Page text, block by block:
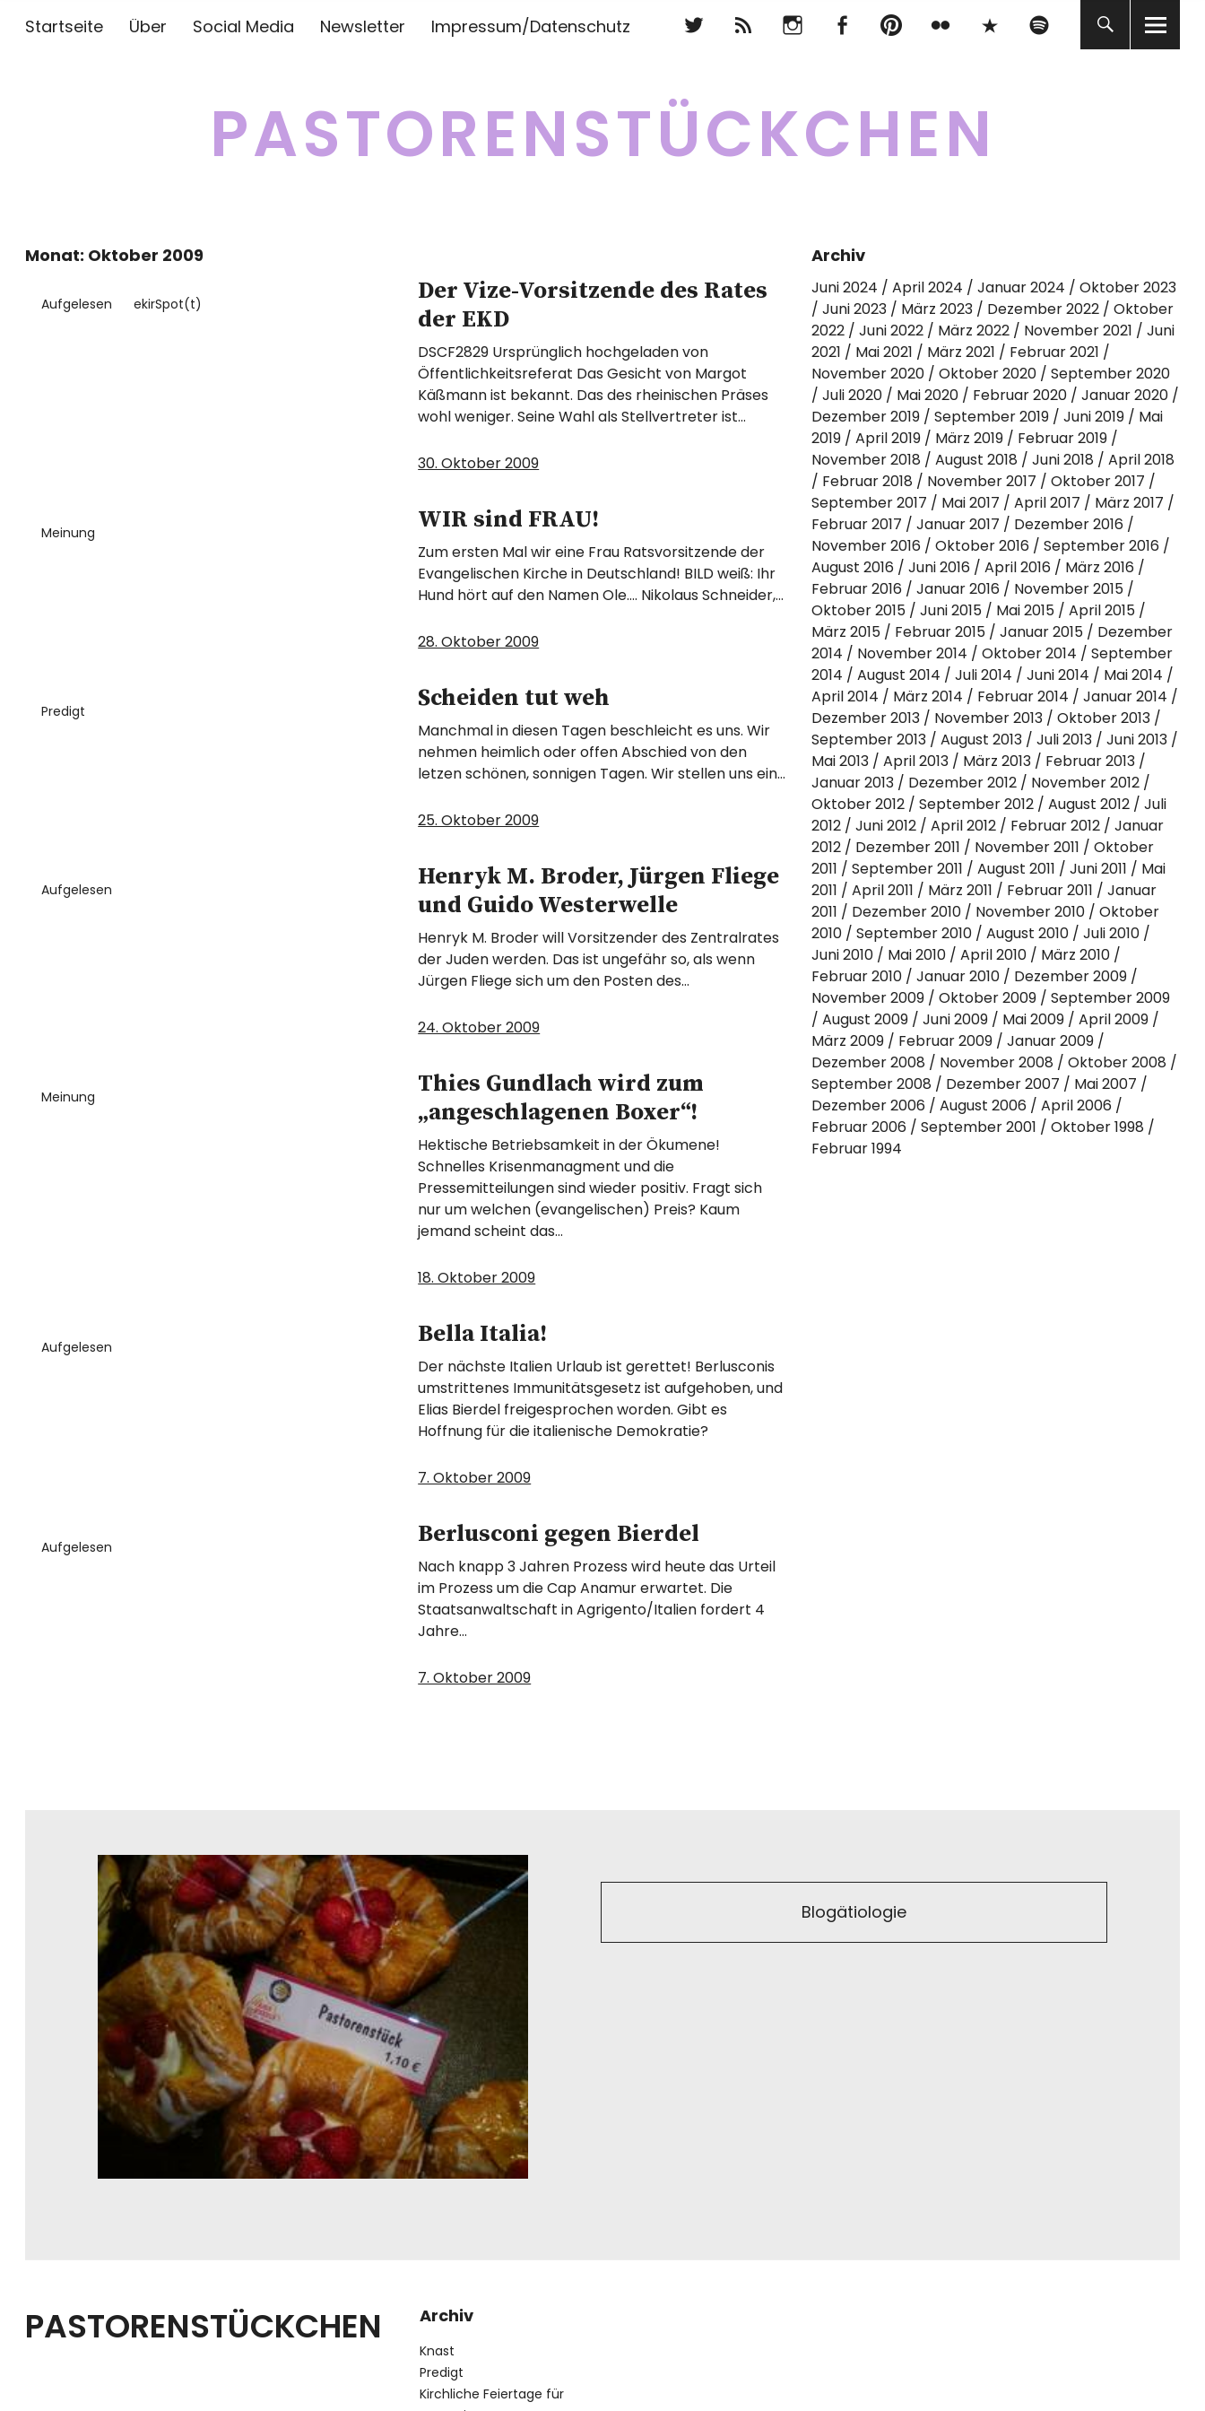
Startseite Über Social Media Newsletter Impressum/Datenschutz
PASTORENSTÜCKCHEN
InstagramFacebookpinterest Spotify
Monat: Oktober 2009
Aufgelesen ekirSpot(t)
Der Vize-Vorsitzende des Rates
der EKD
DSCF2829 Ursprünglich hochgeladen von
Öffentlichkeitsreferat Das Gesicht von Margot
Käßmann ist bekannt. Das des rheinischen Präses
wohl weniger. Seine Wahl als Stellvertreter ist…
30. Oktober 2009
Meinung WIR sind FRAU!
Zum ersten Mal wir eine Frau Ratsvorsitzende der
Evangelischen Kirche in Deutschland! BILD weiß: Ihr
Hund hört auf den Namen Ole…. Nikolaus Schneider,…
28. Oktober 2009
Predigt Scheiden tut weh
Manchmal in diesen Tagen beschleicht es uns. Wir
nehmen heimlich oder offen Abschied von den
letzen schönen, sonnigen Tagen. Wir stellen uns ein…
25. Oktober 2009
Aufgelesen
Henryk M. Broder, Jürgen Fliege
und Guido Westerwelle
Henryk M. Broder will Vorsitzender des Zentralrates
der Juden werden. Das ist ungefähr so, als wenn
Jürgen Fliege sich um den Posten des…
24. Oktober 2009
Meinung
Thies Gundlach wird zum
„angeschlagenen Boxer“!
Hektische Betriebsamkeit in der Ökumene!
Schnelles Krisenmanagment und die
Pressemitteilungen sind wieder positiv. Fragt sich
nur um welchen (evangelischen) Preis? Kaum
jemand scheint das…
18. Oktober 2009
Aufgelesen Bella Italia!
Der nächste Italien Urlaub ist gerettet! Berlusconis
umstrittenes Immunitätsgesetz ist aufgehoben, und
Elias Bierdel freigesprochen worden. Gibt es
Hoffnung für die italienische Demokratie?
7. Oktober 2009
Aufgelesen Berlusconi gegen Bierdel
Nach knapp 3 Jahren Prozess wird heute das Urteil
im Prozess um die Cap Anamur erwartet. Die
Staatsanwaltschaft in Agrigento/Italien fordert 4
Jahre…
7. Oktober 2009
Archiv
Juni 2024 April 2024 Januar 2024
Oktober 2023
Juni 2023
März 2023 Dezember 2022
Oktober
2022
Juni 2022 März 2022 November 2021
Juni
2021
Mai 2021 März 2021
Februar 2021
November 2020
Oktober 2020
September 2020
Juli 2020
Mai 2020 Februar 2020
Januar 2020
Dezember 2019
September 2019 Juni 2019
Mai
2019
April 2019 März 2019
Februar 2019
November 2018
August 2018 Juni 2018
April 2018
Februar 2018
November 2017
Oktober 2017
September 2017
Mai 2017 April 2017
März 2017
Februar 2017
Januar 2017
Dezember 2016
November 2016
Oktober 2016
September 2016
August 2016
Juni 2016 April 2016
März 2016
Februar 2016
Januar 2016
November 2015
Oktober 2015
Juni 2015 Mai 2015
April 2015
März 2015
Februar 2015 Januar 2015
Dezember
2014
November 2014 Oktober 2014
September
2014
August 2014 Juli 2014 Juni 2014
Mai 2014
April 2014
März 2014 Februar 2014
Januar 2014
Dezember 2013
November 2013
Oktober 2013
September 2013
August 2013 Juli 2013
Juni 2013
Mai 2013
April 2013 März 2013
Februar 2013
Januar 2013
Dezember 2012
November 2012
Oktober 2012
September 2012 August 2012
Juli
2012
Juni 2012 April 2012 Februar 2012
Januar
2012
Dezember 2011 November 2011
Oktober
2011
September 2011 August 2011 Juni 2011
Mai
2011
April 2011 März 2011 Februar 2011
Januar
2011
Dezember 2010 November 2010
Oktober
2010
September 2010 August 2010
Juli 2010
Juni 2010
Mai 2010 April 2010
März 2010
Februar 2010
Januar 2010
Dezember 2009
November 2009
Oktober 2009
September 2009
August 2009
Juni 2009 Mai 2009
April 2009
März 2009
Februar 2009
Januar 2009
Dezember 2008
November 2008
Oktober 2008
September 2008
Dezember 2007
Mai 2007
Dezember 2006
August 2006
April 2006
Februar 2006
September 2001
Oktober 1998
Februar 1994
Blogätiologie
PASTORENSTÜCKCHEN Archiv
Knast
Predigt
Kirchliche Feiertage für